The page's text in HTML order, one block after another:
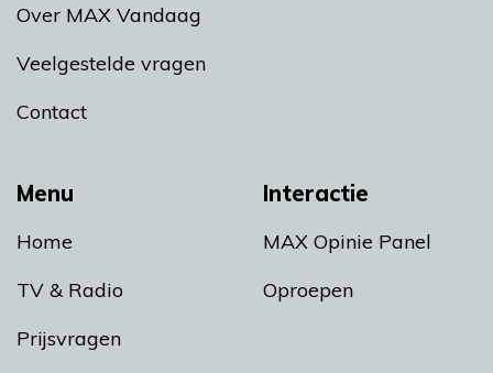
Menu
Home
TV & Radio
Prijsvragen
Interactie
MAX Opinie Panel
Oproepen
Over MAX Vandaag
Veelgestelde vragen
Contact